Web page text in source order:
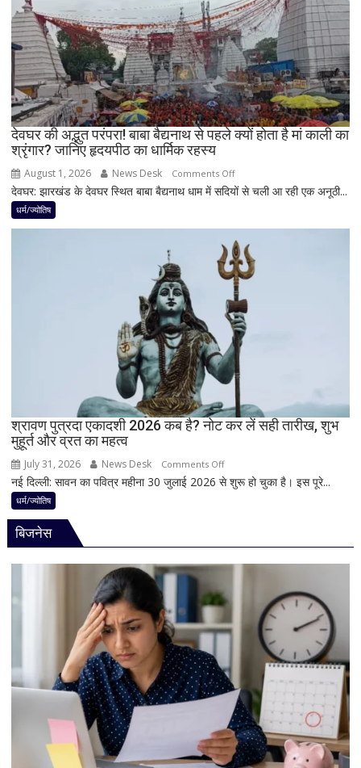
योग
से
पहले
जान
लें
ये
4
अहम
नियम,
मानी
शिव
की
पूजा
देवघर की अद्भुत परंपरा! बाबा बैद्यनाथ से पहले क्यों होता है मां काली का
श्रृंगार? जानिए हृदयपीठ का धार्मिक रहस्य
August 1, 2026 News Desk Comments Offon
देवघर
परंपरा!
बाबा
बैद्यनाथ
से
पहले
क्यों
होता
मां
काली
का
हृदयपीठ
का
देवघर: झारखंड के देवघर स्थित बाबा बैद्यनाथ धाम में सदियों से चली आ रही एक अनूठी...
धर्म/ज्योतिष
श्रावण पुत्रदा एकादशी 2026 कब है? नोट कर लें सही तारीख, शुभ
मुहूर्त और व्रत का महत्व
July 31, 2026 News Desk Comments Offon
श्रावण
कर
लें
शुभ
मुहूर्त
और
व्रत
का
महत्व
नई दिल्ली: सावन का पवित्र महीना 30 जुलाई 2026 से शुरू हो चुका है। इस पूरे...
धर्म/ज्योतिष
बिजनेस